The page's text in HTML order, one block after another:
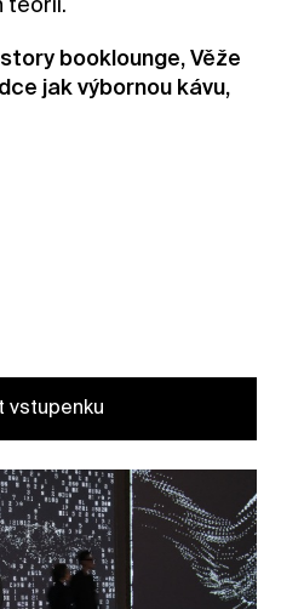
teorií.
booklounge, Věže
jak výbornou kávu,
vstupenku